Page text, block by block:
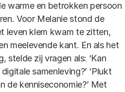
warme en betrokken persoon
Voor Melanie stond de
leven klem kwam te zitten,
meelevende kant. En als het
stelde zij vragen als: ‘Kan
samenleving?’ ‘Plukt
de kenniseconomie?’ Met